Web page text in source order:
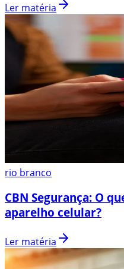
Ler matéria
rio branco
CBN Segurança: O
aparelho celular?
Ler matéria